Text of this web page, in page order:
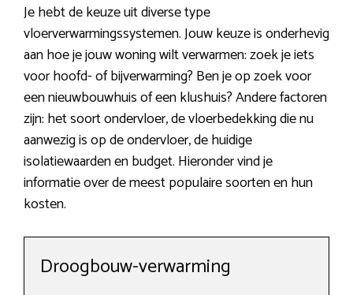
Je hebt de keuze uit diverse type
vloerverwarmingssystemen. Jouw keuze is onderhevig
aan hoe je jouw woning wilt verwarmen: zoek je iets
voor hoofd- of bijverwarming? Ben je op zoek voor
een nieuwbouwhuis of een klushuis? Andere factoren
zijn: het soort ondervloer, de vloerbedekking die nu
aanwezig is op de ondervloer, de huidige
isolatiewaarden en budget. Hieronder vind je
informatie over de meest populaire soorten en hun
kosten.
Droogbouw-verwarming